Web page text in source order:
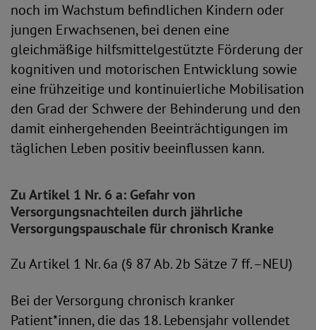
noch im Wachstum befindlichen Kindern oder
jungen Erwachsenen, bei denen eine
gleichmäßige hilfsmittelgestützte Förderung der
kognitiven und motorischen Entwicklung sowie
eine frühzeitige und kontinuierliche Mobilisation
den Grad der Schwere der Behinderung und den
damit einhergehenden Beeinträchtigungen im
täglichen Leben positiv beeinflussen kann.
Zu Artikel 1 Nr. 6 a: Gefahr von
Versorgungsnachteilen durch jährliche
Versorgungspauschale für chronisch Kranke
Zu Artikel 1 Nr. 6a (§ 87 Ab. 2b Sätze 7 ff. –NEU)
Bei der Versorgung chronisch kranker
Patient*innen, die das 18. Lebensjahr vollendet